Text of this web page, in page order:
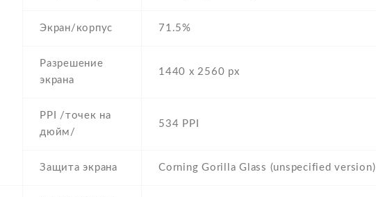
Экран/корпус 71.5%
Разрешение
экрана
1440 x 2560 px
PPI /точек на
дюйм/
534 PPI
Защита экрана Corning Gorilla Glass (unspecified version)